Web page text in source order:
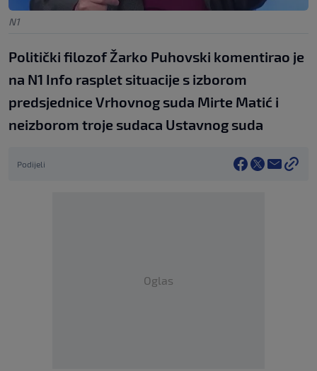
N1
Politički filozof Žarko Puhovski komentirao je
na N1 Info rasplet situacije s izborom
predsjednice Vrhovnog suda Mirte Matić i
neizborom troje sudaca Ustavnog suda
Podijeli
Oglas